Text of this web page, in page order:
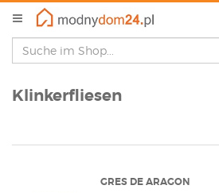
Klinkerfliesen
GRES DE ARAGON